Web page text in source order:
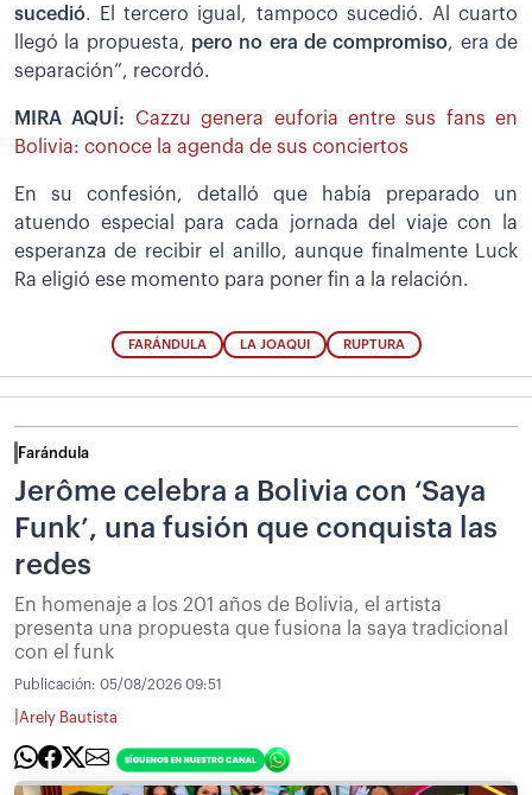
sucedió. El tercero igual, tampoco sucedió. Al cuarto
llegó la propuesta, pero no era de compromiso, era de
separación”, recordó.
MIRA AQUÍ: Cazzu genera euforia entre sus fans en
Bolivia: conoce la agenda de sus conciertos
En su confesión, detalló que había preparado un
atuendo especial para cada jornada del viaje con la
esperanza de recibir el anillo, aunque finalmente Luck
Ra eligió ese momento para poner fin a la relación.
FARÁNDULA LA JOAQUI RUPTURA
Farándula
Jerôme celebra a Bolivia con ‘Saya
Funk’, una fusión que conquista las
redes
En homenaje a los 201 años de Bolivia, el artista
presenta una propuesta que fusiona la saya tradicional
con el funk
Publicación: 05/08/2026 09:51
Arely Bautista